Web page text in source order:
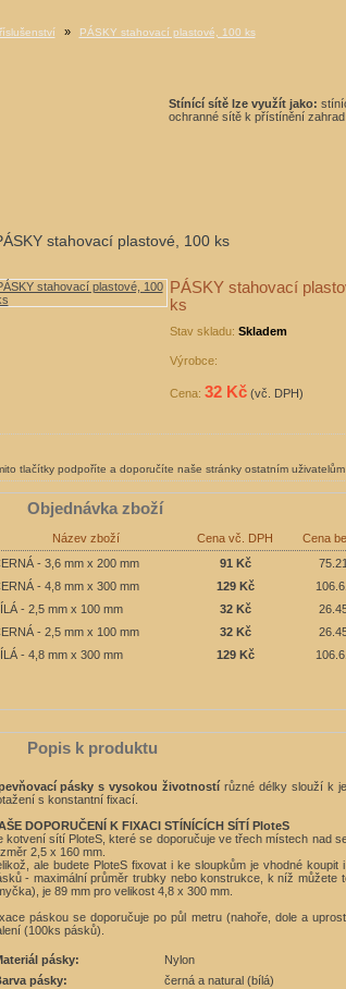
» PÁSKY stahovací plastové, 100 ks
Stínící sítě lze využít jako:
ochranné sítě k přístínění
stahovací plastové, 100 ks
PÁSKY stahovací
ks
Stav skladu: Skladem
Výrobce:
Cena: 32 Kč(vč. DPH)
tlačítky podpoříte a doporučíte naše stránky ostatním uživatelům
Objednávka zboží
Název zboží Cena vč. DPH Cena
- 3,6 mm x 200 mm
91 Kč
- 4,8 mm x 300 mm
129 Kč
- 2,5 mm x 100 mm
32 Kč
- 2,5 mm x 100 mm
32 Kč
- 4,8 mm x 300 mm
129 Kč
Popis k produktu
pásky s vysokou životností různé délky slouží k
s konstantní fixací.
DOPORUČENÍ K FIXACI STÍNÍCÍCH SÍTÍ PloteS
kotvení sítí PloteS, které se doporučuje ve třech místech nad
2,5 x 160 mm.
ale budete PloteS fixovat i ke sloupkům je vhodné koupit
- maximální průměr trubky nebo konstrukce, k níž můžete
je 89 mm pro velikost 4,8 x 300 mm.
páskou se doporučuje po půl metru (nahoře, dole a
(100ks pásků).
pásky:
Nylon
pásky:
černá a natural (bílá)